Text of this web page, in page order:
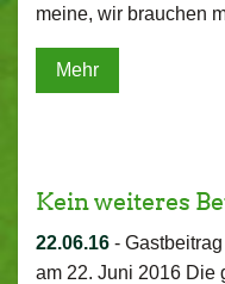
meine, wir brauchen
Mehr
Kein weiteres
22.06.16 -
am 22. Juni 2016 Die